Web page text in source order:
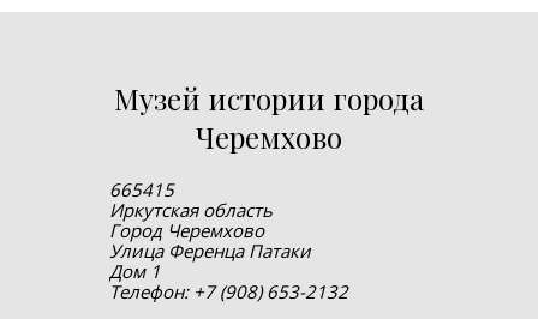
Музей истории города
Черемхово
665415
Иркутская область
Город Черемхово
Улица Ференца Патаки
Дом 1
Телефон: +7 (908) 653-2132